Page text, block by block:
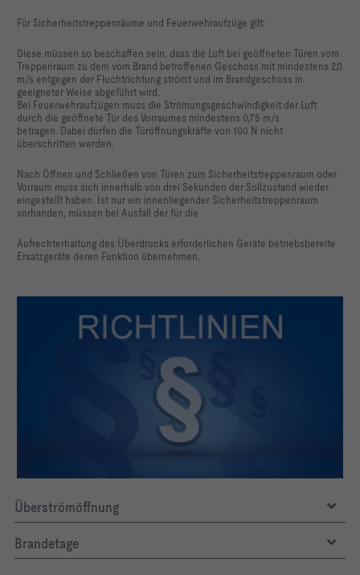
Für Sicherheitstreppenräume und Feuerwehraufzüge gilt:
Diese müssen so beschaffen sein, dass die Luft bei geöffneten Türen vom
Treppenraum zu dem vom Brand betroffenen Geschoss mit mindestens 2,0
m/s entgegen der Fluchtrichtung strömt und im Brandgeschoss in
geeigneter Weise abgeführt wird.
Bei Feuerwehraufzügen muss die Strömungsgeschwindigkeit der Luft
durch die geöffnete Tür des Vorraumes mindestens 0,75 m/s
betragen. Dabei dürfen die Türöffnungskräfte von 100 N nicht
überschritten werden.
Nach Öffnen und Schließen von Türen zum Sicherheitstreppenraum oder
Vorraum muss sich innerhalb von drei Sekunden der Sollzustand wieder
eingestellt haben. Ist nur ein innenliegender Sicherheitstreppenraum
vorhanden, müssen bei Ausfall der für die
Aufrechterhaltung des Überdrucks erforderlichen Geräte betriebsbereite
Ersatzgeräte deren Funktion übernehmen.
Überströmöffnung
Brandetage